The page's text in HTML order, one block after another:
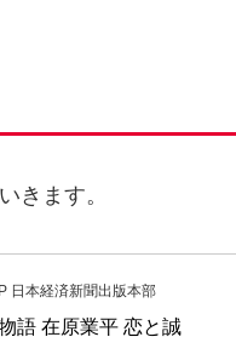
きます。
日本経済新聞出版本部
語 在原業平 恋と誠